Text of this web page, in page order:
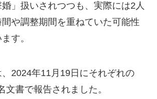
」扱いされつつも、実際には2人
や調整期間を重ねていた可能性
す。
2024年11月19日にそれぞれの
文書で報告されました。